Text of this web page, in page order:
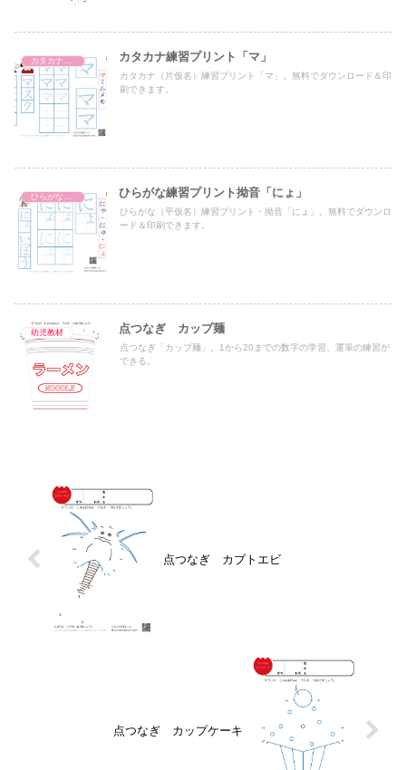
カタカナ練習プリント「マ」
カタカナ（片仮名）練習プリント「マ」。無料でダウンロード＆印
刷できます。
ひらがな練習プリント拗音「にょ」
ひらがな（平仮名）練習プリント・拗音「にょ」。無料でダウンロ
ード＆印刷できます。
幼児教材 点つなぎ カップ麺
点つなぎ「カップ麺」。1から20までの数字の学習、運筆の練習が
できる。
点つなぎ カブトエビ
点つなぎ カップケーキ